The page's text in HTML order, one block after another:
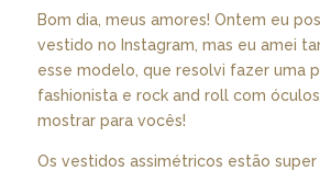
Bom dia, meus amores! Ontem eu
vestido no Instagram, mas eu amei
esse modelo, que resolvi fazer uma
fashionista e rock and roll com
mostrar para vocês!
Os vestidos assimétricos estão